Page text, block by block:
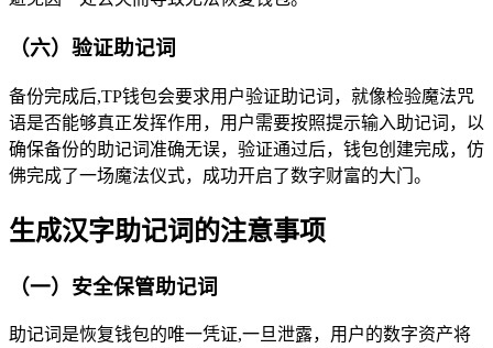
（六）验证助记词
备份完成后,TP钱包会要求用户验证助记词，就像检验魔法咒
语是否能够真正发挥作用，用户需要按照提示输入助记词，以
确保备份的助记词准确无误，验证通过后，钱包创建完成，仿
佛完成了一场魔法仪式，成功开启了数字财富的大门。
生成汉字助记词的注意事项
（一）安全保管助记词
助记词是恢复钱包的唯一凭证,一旦泄露，用户的数字资产将